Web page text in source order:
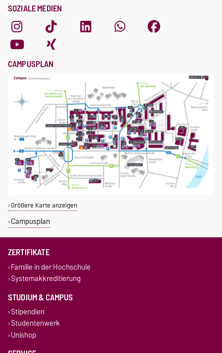
SOZIALE MEDIEN
CAMPUSPLAN
Größere Karte anzeigen
Campusplan
ZERTIFIKATE
Familie in der Hochschule
Systemakkreditierung
STUDIUM & CAMPUS
Stipendien
Studentenwerk
Unishop